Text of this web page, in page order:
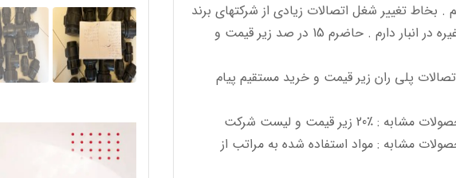
بخاط تغییر شغل اتصالات زیادی از شرکتهای برند
امروز مثل پلی ران و پلی رود و غیره در انبار دارم . حاضرم 15 در صد زیر قیمت و
پلی ران زیر قیمت و خرید مستقیم پیام
زیر قیمت و لیست شرکت
مشابه : مواد استفاده شده به مراتب از